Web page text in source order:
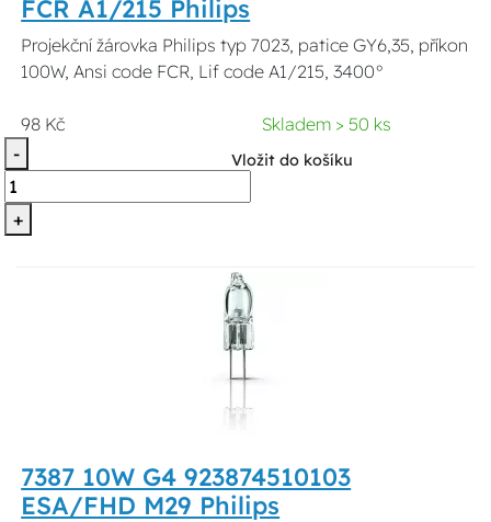
FCR A1/215 Philips
Projekční žárovka Philips typ 7023, patice GY6,35, příkon
100W, Ansi code FCR, Lif code A1/215, 3400°
98 Kč
Skladem > 50 ks
-
+
Vložit do košíku
7387 10W G4 923874510103
ESA/FHD M29 Philips